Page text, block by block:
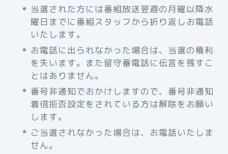
当選された方には番組放送翌週の月曜以降水
曜日までに番組スタッフから折り返しお電話
いたします。
お電話に出られなかった場合は、当選の権利
を失います。また留守番電話に伝言を残すこ
とはありません。
番号非通知でおかけしますので、番号非通知
着信拒否設定をされている方は解除をお願い
します。
ご当選されなかった場合は、お電話いたしま
せん。